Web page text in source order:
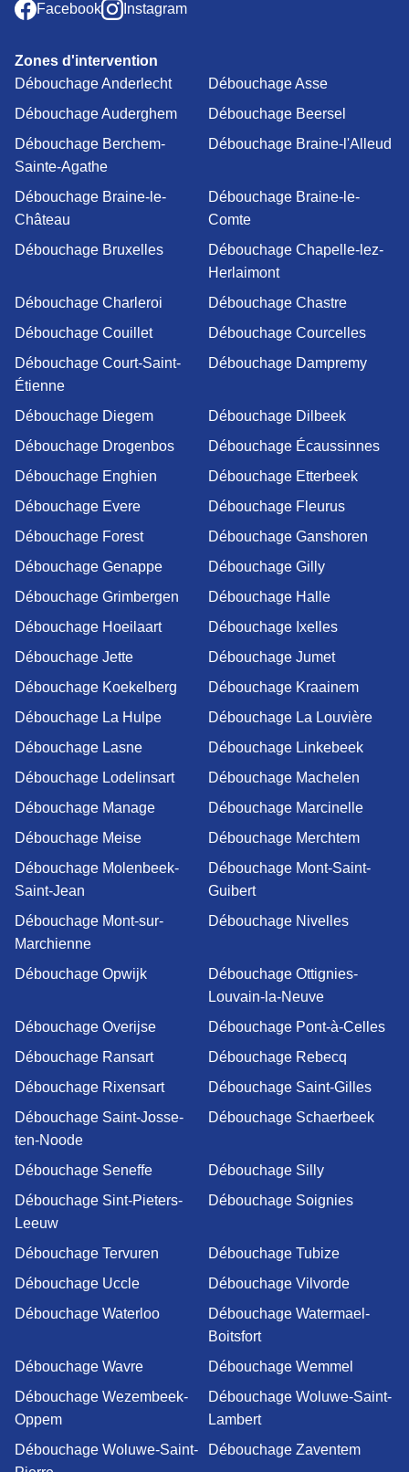
Facebook
Instagram
Zones d'intervention
Débouchage Anderlecht
Débouchage Asse
Débouchage Auderghem
Débouchage Beersel
Débouchage Berchem-
Sainte-Agathe
Débouchage Braine-l'Alleud
Débouchage Braine-le-
Château
Débouchage Braine-le-
Comte
Débouchage Bruxelles
Débouchage Chapelle-lez-
Herlaimont
Débouchage Charleroi
Débouchage Chastre
Débouchage Couillet
Débouchage Courcelles
Débouchage Court-Saint-
Étienne
Débouchage Dampremy
Débouchage Diegem
Débouchage Dilbeek
Débouchage Drogenbos
Débouchage Écaussinnes
Débouchage Enghien
Débouchage Etterbeek
Débouchage Evere
Débouchage Fleurus
Débouchage Forest
Débouchage Ganshoren
Débouchage Genappe
Débouchage Gilly
Débouchage Grimbergen
Débouchage Halle
Débouchage Hoeilaart
Débouchage Ixelles
Débouchage Jette
Débouchage Jumet
Débouchage Koekelberg
Débouchage Kraainem
Débouchage La Hulpe
Débouchage La Louvière
Débouchage Lasne
Débouchage Linkebeek
Débouchage Lodelinsart
Débouchage Machelen
Débouchage Manage
Débouchage Marcinelle
Débouchage Meise
Débouchage Merchtem
Débouchage Molenbeek-
Saint-Jean
Débouchage Mont-Saint-
Guibert
Débouchage Mont-sur-
Marchienne
Débouchage Nivelles
Débouchage Opwijk
Débouchage Ottignies-
Louvain-la-Neuve
Débouchage Overijse
Débouchage Pont-à-Celles
Débouchage Ransart
Débouchage Rebecq
Débouchage Rixensart
Débouchage Saint-Gilles
Débouchage Saint-Josse-
ten-Noode
Débouchage Schaerbeek
Débouchage Seneffe
Débouchage Silly
Débouchage Sint-Pieters-
Leeuw
Débouchage Soignies
Débouchage Tervuren
Débouchage Tubize
Débouchage Uccle
Débouchage Vilvorde
Débouchage Waterloo
Débouchage Watermael-
Boitsfort
Débouchage Wavre
Débouchage Wemmel
Débouchage Wezembeek-
Oppem
Débouchage Woluwe-Saint-
Lambert
Débouchage Woluwe-Saint-
Débouchage Zaventem